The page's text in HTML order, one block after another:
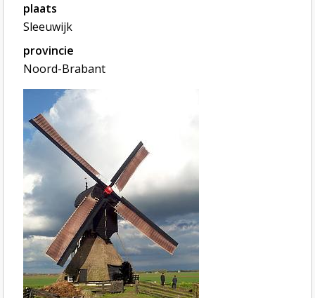
plaats
Sleeuwijk
provincie
Noord-Brabant